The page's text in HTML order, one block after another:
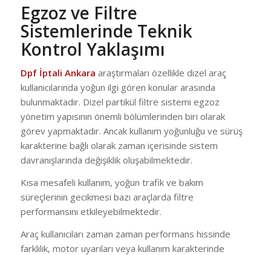
Egzoz ve Filtre
Sistemlerinde Teknik
Kontrol Yaklaşımı
Dpf İptali Ankara araştırmaları özellikle dizel araç
kullanıcılarında yoğun ilgi gören konular arasında
bulunmaktadır. Dizel partikül filtre sistemi egzoz
yönetim yapısının önemli bölümlerinden biri olarak
görev yapmaktadır. Ancak kullanım yoğunluğu ve sürüş
karakterine bağlı olarak zaman içerisinde sistem
davranışlarında değişiklik oluşabilmektedir.
Kısa mesafeli kullanım, yoğun trafik ve bakım
süreçlerinin gecikmesi bazı araçlarda filtre
performansını etkileyebilmektedir.
Araç kullanıcıları zaman zaman performans hissinde
farklılık, motor uyarıları veya kullanım karakterinde